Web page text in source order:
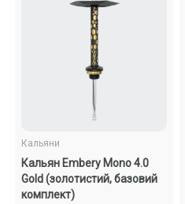
Кальяни
Кальян Embery Mono 4.0
Gold (золотистий, базовий
комплект)